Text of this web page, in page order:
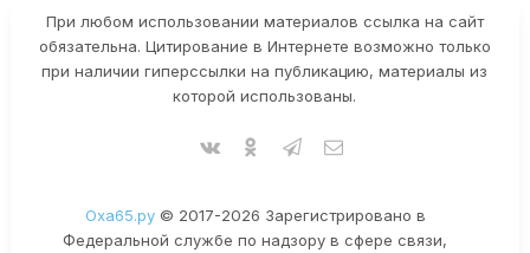
При любом использовании материалов ссылка на сайт
обязательна. Цитирование в Интернете возможно только
при наличии гиперссылки на публикацию, материалы из
которой использованы.
Оха65.ру© 2017-2026 Зарегистрировано в
Федеральной службе по надзору в сфере связи,